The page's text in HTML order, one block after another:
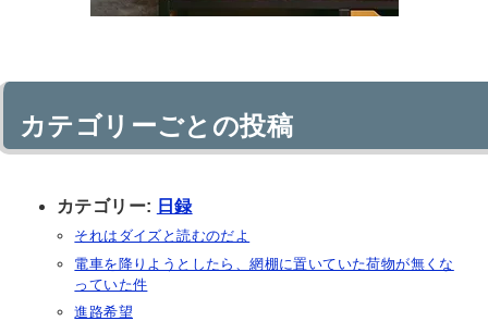
カテゴリーごとの投稿
カテゴリー: 日録
それはダイズと読むのだよ
電車を降りようとしたら、網棚に置いていた荷物が無くな
っていた件
進路希望